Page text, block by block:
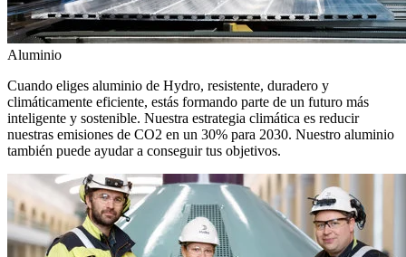
Aluminio
Cuando eliges aluminio de Hydro, resistente, duradero y
climáticamente eficiente, estás formando parte de un futuro más
inteligente y sostenible. Nuestra estrategia climática es reducir
nuestras emisiones de CO2 en un 30% para 2030. Nuestro aluminio
también puede ayudar a conseguir tus objetivos.